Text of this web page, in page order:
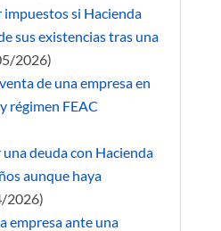
impuestos si Hacienda
sus existencias tras una
2026)
de una empresa en
régimen FEAC
deuda con Hacienda
aunque haya
2026)
empresa ante una